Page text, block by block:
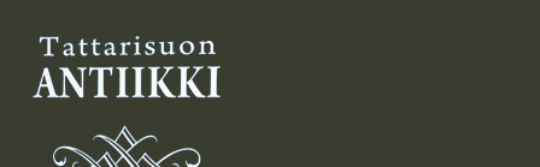
Tattarisuon Antiikki